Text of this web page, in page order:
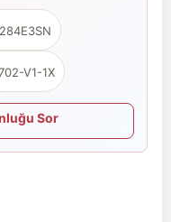
V1-1X
Sor